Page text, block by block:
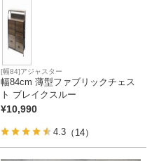
[幅84]アジャスター
幅84cm 薄型ファブリックチェス
ト ブレイクスルー
¥10,990
4.3 （14）